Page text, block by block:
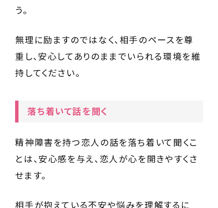
う。
無理に励ますのではなく、相手のペースを尊
重し、安心してありのままでいられる環境を維
持してください。
落ち着いて話を聞く
精神障害を持つ恋人の話を落ち着いて聞くこ
とは、安心感を与え、恋人が心を開きやすくさ
せます。
相手が抱えている不安や悩みを理解するに